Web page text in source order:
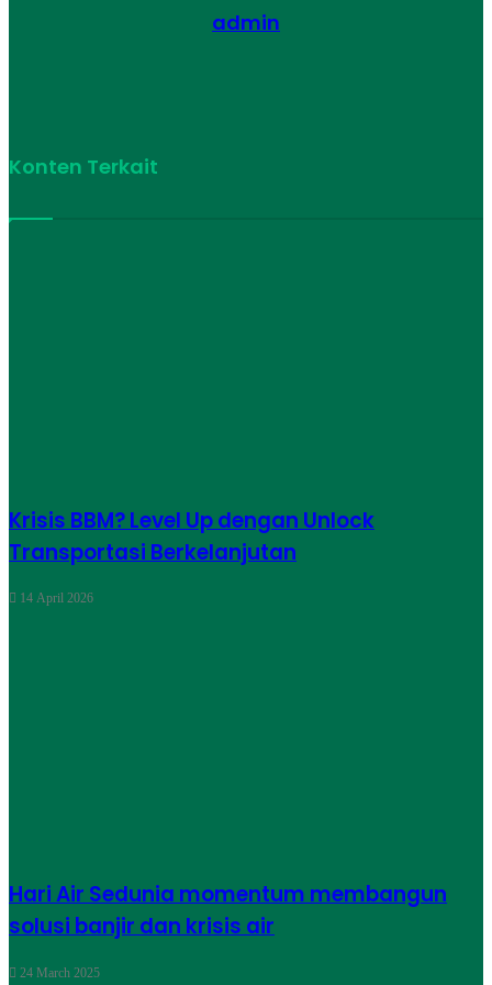
admin
Konten Terkait
Krisis BBM? Level Up dengan Unlock
Transportasi Berkelanjutan
14 April 2026
Hari Air Sedunia momentum membangun
solusi banjir dan krisis air
24 March 2025